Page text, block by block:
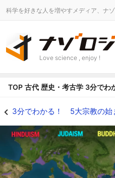
科学を好きな人を増やすメディア、ナゾ
Love science , enjoy !
TOP 古代 歴史・考古学 3分でわ
3分でわかる！ 5大宗教の始